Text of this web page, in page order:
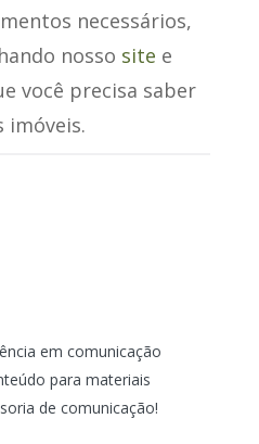
necessários,
nosso site e
você precisa saber
imóveis.
em comunicação
para materiais
de comunicação!